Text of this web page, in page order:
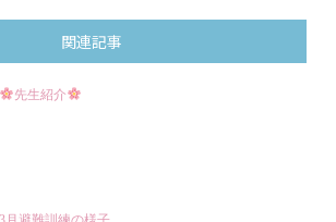
関連記事
先生紹介